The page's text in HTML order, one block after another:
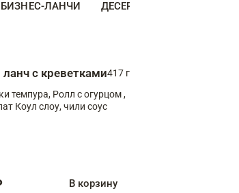
БИЗНЕС-ЛАНЧИ ДЕСЕРТЫ
ланч с креветками417 г
темпура, Ролл с огурцом ,
Коул слоу, чили соус
В корзину